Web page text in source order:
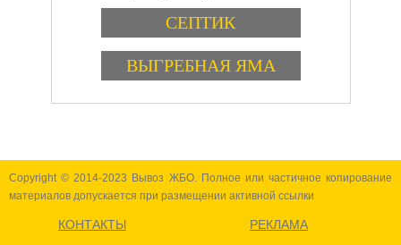
отверстий. Это
свойство делает его
заполнения мест,
которые необходимо
ВариантыСЕПТИК
ВЫГРЕБНАЯ ЯМА
Copyright © 2014-2023 Вывоз ЖБО. Полное или частичное копирование
материалов допускается при размещении активной ссылки
КОНТАКТЫ РЕКЛАМА